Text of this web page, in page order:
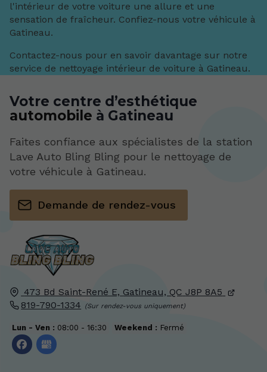
l'intérieur de votre voiture une allure et une
sensation de fraîcheur. Confiez-nous votre véhicule à
Gatineau.
Contactez-nous pour en savoir davantage sur notre
service de nettoyage intérieur de voiture à Gatineau.
473 Bd Saint-René E, Gatineau, QC J8P 8A5
819-790-1334
Lun - Ven : 08:00 - 16:30 Weekend : Fermé
Votre centre d’esthétique
automobile à Gatineau
Faites confiance aux spécialistes de la station
Lave Auto Bling Bling pour le nettoyage de
votre véhicule à Gatineau.
Demande de rendez-vous